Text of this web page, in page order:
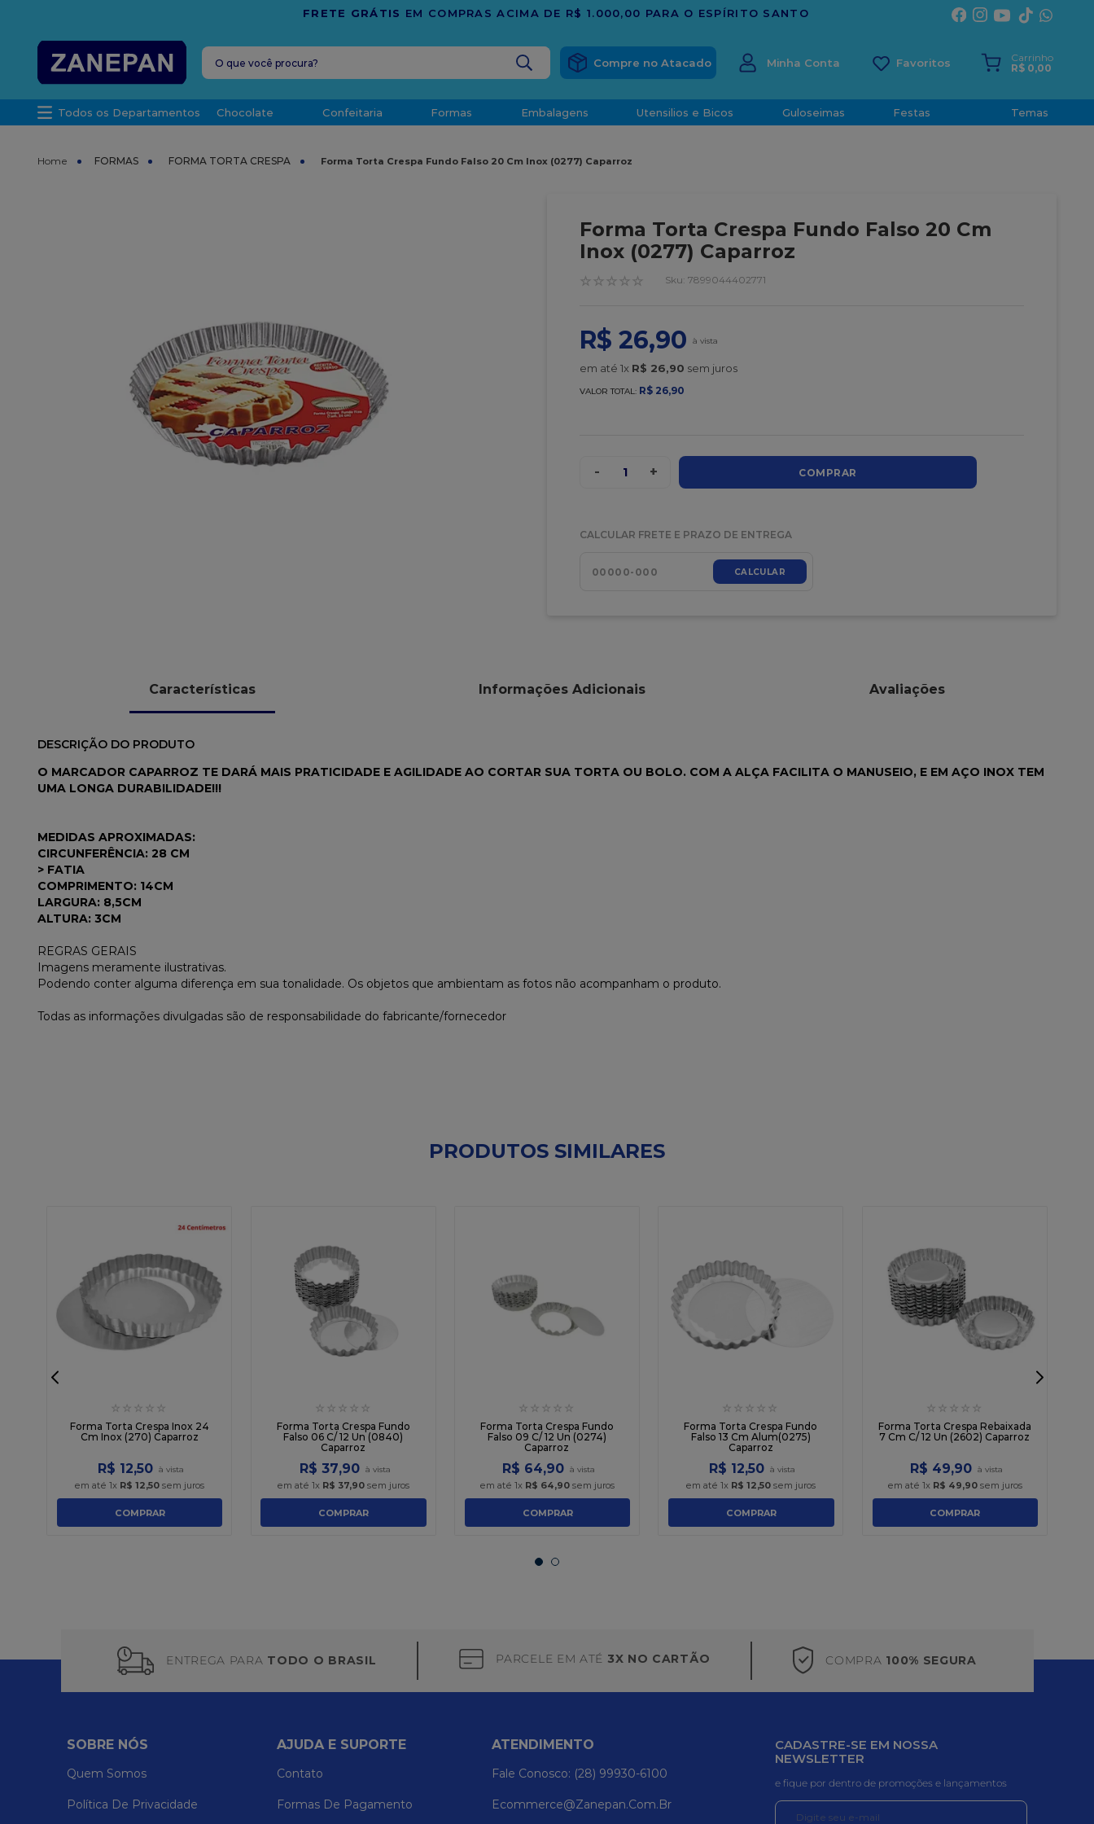
TRADIÇÃO E CONFIANÇA DESDE
O que você procura?
Minha Conta
Carrinho
R$ 0,00
Todos os Departamentos Chocolate Confeitaria Formas Embalagens Utensilios e Bicos Guloseimas Festas Temas
FORMAS FORMA TORTA CRESPA Forma Torta Crespa Fundo Falso 20 Cm Inox (0277) Caparroz
Forma Torta Crespa Fundo Falso 20 Cm
Inox (0277) Caparroz
☆ ☆ ☆ ☆ ☆ : 7899044402771
R$ 26,90
em até 1x R$ 26,90 sem juros
VALOR TOTAL: R$ 26,90
- 1 + COMPRAR
CALCULAR FRETE E PRAZO DE ENTREGA
CALCULAR
Características Informações Adicionais Avaliações
DESCRIÇÃO DO PRODUTO
O MARCADOR CAPARROZ TE DARÁ MAIS PRATICIDADE E AGILIDADE AO CORTAR SUA TORTA OU BOLO. COM A ALÇA FACILITA O MANUSEIO, E EM AÇO INOX TEM
UMA LONGA DURABILIDADE!!!
MEDIDAS APROXIMADAS:
CIRCUNFERÊNCIA: 28 CM
> FATIA
COMPRIMENTO: 14CM
LARGURA: 8,5CM
ALTURA: 3CM
REGRAS GERAIS
Imagens meramente ilustrativas.
Podendo conter alguma diferença em sua tonalidade. Os objetos que ambientam as fotos não acompanham o produto.
Todas as informações divulgadas são de responsabilidade do fabricante/fornecedor
PRODUTOS SIMILARES
☆ ☆ ☆ ☆ ☆
Forma Torta Crespa Inox 24
Cm Inox (270) Caparroz
R$ 12,50
em até1x R$ 12,50 sem juros
COMPRAR
☆ ☆ ☆ ☆ ☆
Forma Torta Crespa Fundo
Falso 06 C/ 12 Un (0840)
Caparroz
R$ 37,90
em até1x R$ 37,90 sem juros
COMPRAR
☆ ☆ ☆ ☆ ☆
Forma Torta Crespa Fundo
Falso 09 C/ 12 Un (0274)
Caparroz
R$ 64,90
em até 1x R$ 64,90sem juros
COMPRAR
☆ ☆ ☆ ☆ ☆
Forma Torta Crespa Fundo
Falso 13 Cm Alum(0275)
Caparroz
R$ 12,50
em até1x R$ 12,50 sem juros
COMPRAR
☆ ☆ ☆ ☆ ☆
Forma Torta Crespa Rebaixada
7 Cm C/ 12 Un (2602) Caparroz
R$ 49,90
em até 1x R$ 49,90sem juros
COMPRAR
ENTREGA PARA TODO O BRASIL PARCELE EM ATÉ 3X NO CARTÃO COMPRA 100% SEGURA
SOBRE NÓS
Quem Somos
Política De Privacidade
AJUDA E SUPORTE
Contato
Formas De Pagamento
ATENDIMENTO
Fale Conosco: (28) 99930-6100
Ecommerce@zanepan.com.br
CADASTRE-SE EM NOSSA
NEWSLETTER
e fique por dentro de promoções e lançamentos
leite condensado
9º
caixa kraft
chocolate